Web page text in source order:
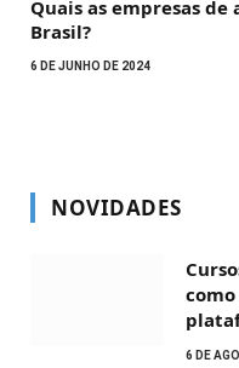
Quais as empresas
Brasil?
6 DE JUNHO DE 2024
NOVIDADES
6 DE